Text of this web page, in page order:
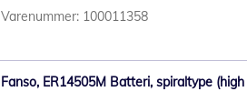
Varenummer: 100011358
Fanso, ER14505M Batteri, spiraltype